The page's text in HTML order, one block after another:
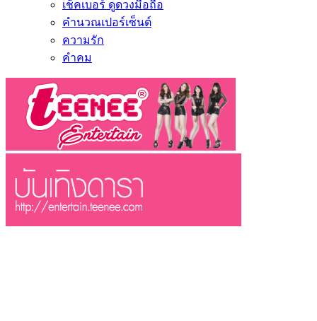
เช็คเบอร์ ดูดวงมือถือ
คำนวณเปอร์เซ็นต์
ความรัก
คำคม